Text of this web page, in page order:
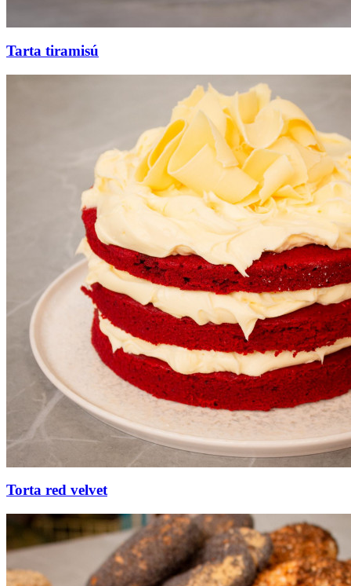
Tarta tiramisú
Torta red velvet